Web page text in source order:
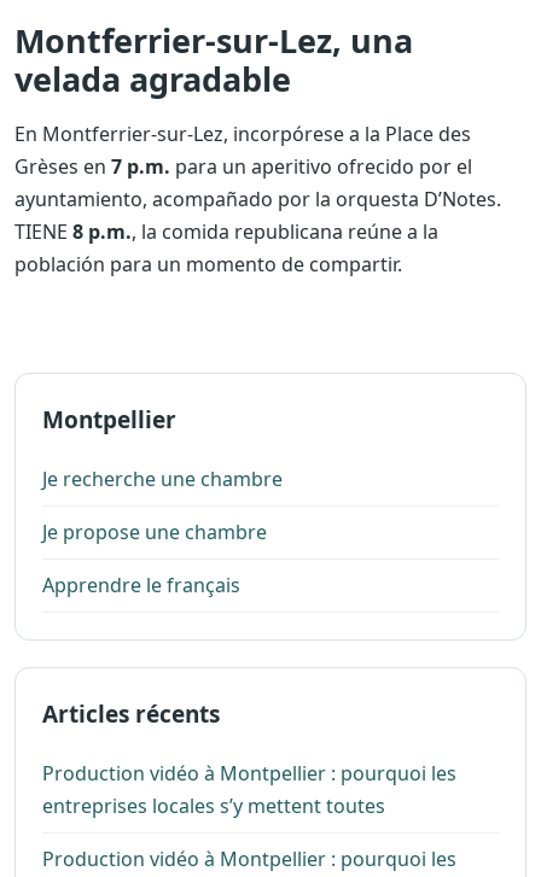
Montferrier-sur-Lez, una
velada agradable
En Montferrier-sur-Lez, incorpórese a la Place des
Grèses en 7 p.m. para un aperitivo ofrecido por el
ayuntamiento, acompañado por la orquesta D’Notes.
TIENE 8 p.m., la comida republicana reúne a la
población para un momento de compartir.
Montpellier
Je recherche une chambre
Je propose une chambre
Apprendre le français
Articles récents
Production vidéo à Montpellier : pourquoi les
entreprises locales s’y mettent toutes
Production vidéo à Montpellier : pourquoi les